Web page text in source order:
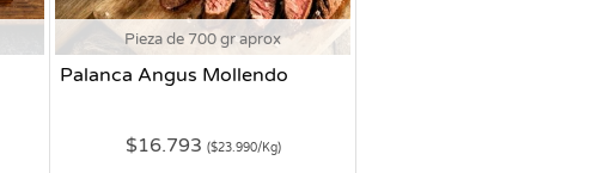
Pieza de 700 gr aprox
Palanca Angus Mollendo
$16.793 ($23.990/Kg)